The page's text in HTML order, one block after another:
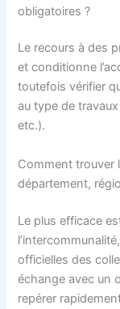
obligatoires ?
Le recours à des
et conditionne
toutefois vérifier
au type de
etc.).
Comment trouver
département,
Le plus efficace
officielles des
échange avec un
repérer